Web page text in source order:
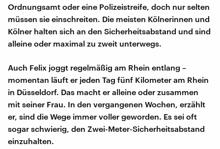
Ordnungsamt oder eine Polizeistreife, doch nur selten
müssen sie einschreiten. Die meisten Kölnerinnen und
Kölner halten sich an den Sicherheitsabstand und sind
alleine oder maximal zu zweit unterwegs.
Auch Felix joggt regelmäßig am Rhein entlang –
momentan läuft er jeden Tag fünf Kilometer am Rhein
in Düsseldorf. Das macht er alleine oder zusammen
mit seiner Frau. In den vergangenen Wochen, erzählt
er, sind die Wege immer voller geworden. Es sei oft
sogar schwierig, den Zwei-Meter-Sicherheitsabstand
einzuhalten.